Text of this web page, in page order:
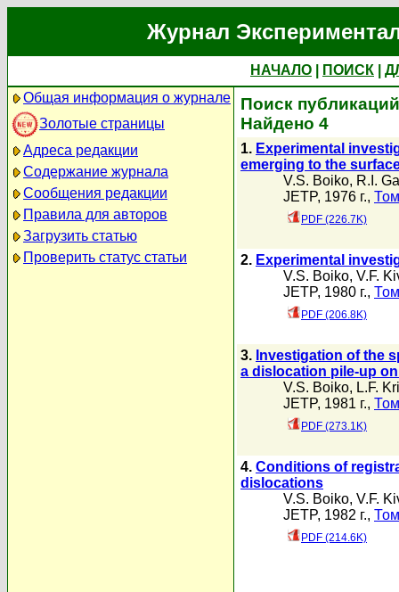
Журнал
НАЧАЛО ПОИСК
Общая информация о журнале
Золотые страницы
Адреса редакции
Содержание журнала
Сообщения редакции
Правила для авторов
Загрузить статью
Проверить статус статьи
Поиск
Найдено 4
1. Experimental
emerging to the
V.S. Boiko, R.I.
JETP, 1976 г.,
PDF (226.7K)
2. Experimental
V.S. Boiko, V.F.
JETP, 1980 г.,
PDF (206.8K)
3. Investigation of the
a dislocation pile-up
V.S. Boiko, L.F.
JETP, 1981 г.,
PDF (273.1K)
4. Conditions of
dislocations
V.S. Boiko, V.F.
JETP, 1982 г.,
PDF (214.6K)